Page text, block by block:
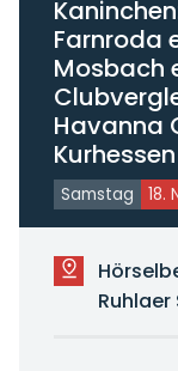
Farnroda
Mosbach
Havanna
Kurhessen
Samstag 18.
Ruhlaer